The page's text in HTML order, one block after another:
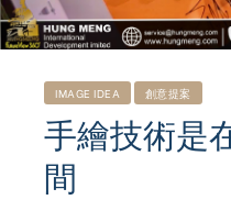
IMAGE IDEA 創意提案
手繪技術是
間